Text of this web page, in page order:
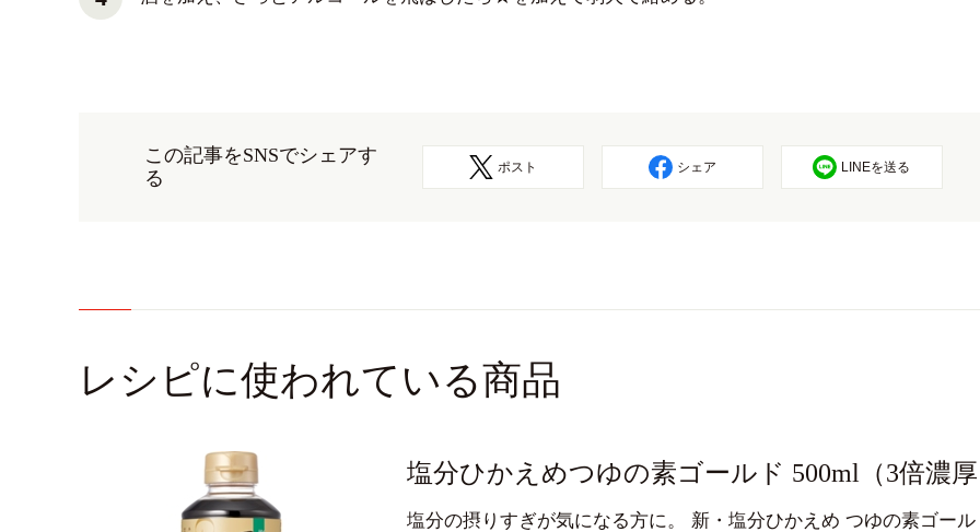
この記事をSNSでシェアす
る
ポスト シェア LINEを送る
レシピに使われている商品
塩分ひかえめつゆの素ゴールド 500ml（3倍濃
塩分の摂りすぎが気になる方に。 新・塩分ひかえめ つゆの素ゴール